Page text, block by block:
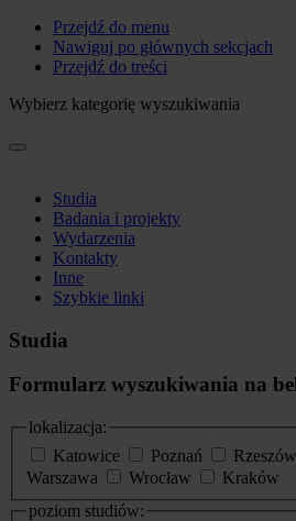
Przejdź do menu
Nawiguj po głównych sekcjach
Przejdź do treści
Wybierz kategorię wyszukiwania
Studia
Badania i projekty
Wydarzenia
Kontakty
Inne
Szybkie linki
Studia
Formularz wyszukiwania na
lokalizacja:
Katowice
Poznań Rzeszów
Warszawa
Wrocław
Kraków
poziom studiów: